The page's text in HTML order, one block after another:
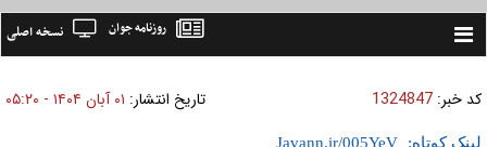
Toggle
نسخه اصلی روزنامه جوان
کد خبر: 1324847 تاریخ انتشار: ۰۱ آبان ۱۴۰۴ - ۰۵:۲۰
لینک کوتاه: